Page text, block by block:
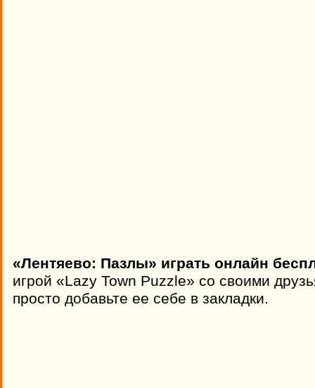
«Лентяево: Пазлы» играть онлайн
игрой «Lazy Town Puzzle» со своими
просто добавьте ее себе в закладки.